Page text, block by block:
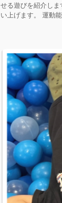
せる遊びを紹介し
い上げます。 運動